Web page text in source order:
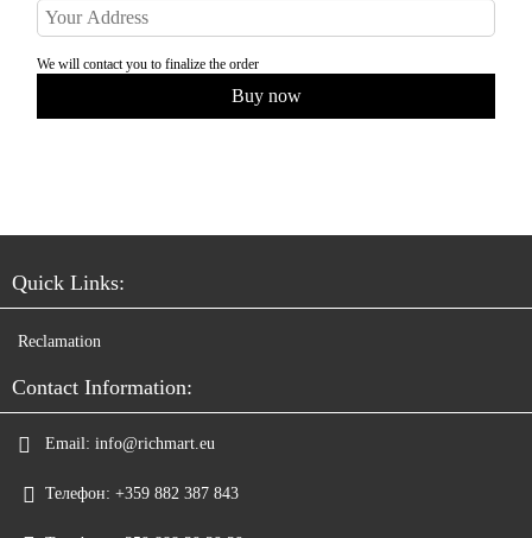
We will contact you to finalize the order
Quick Links:
Reclamation
Contact Information:
Email: info@richmart.eu
Телефон: +359 882 387 843